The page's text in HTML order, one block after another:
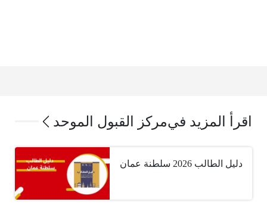
اقرأ المزيد فيمركز القبول الموحد
دليل الطالب 2026 سلطنة عمان